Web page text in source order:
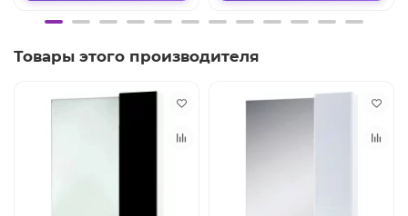
Товары этого производителя